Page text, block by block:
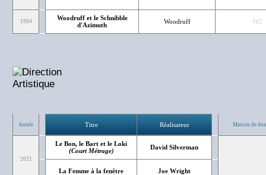
1994
Woodruff et le Schnibble
d'Azimuth
Woodruff NC
Année Titre Réalisateur Maison de
2021
Le Bon, le Bart et le Loki
(Court Métrage)
David Silverman
La Femme à la fenêtre Joe Wright